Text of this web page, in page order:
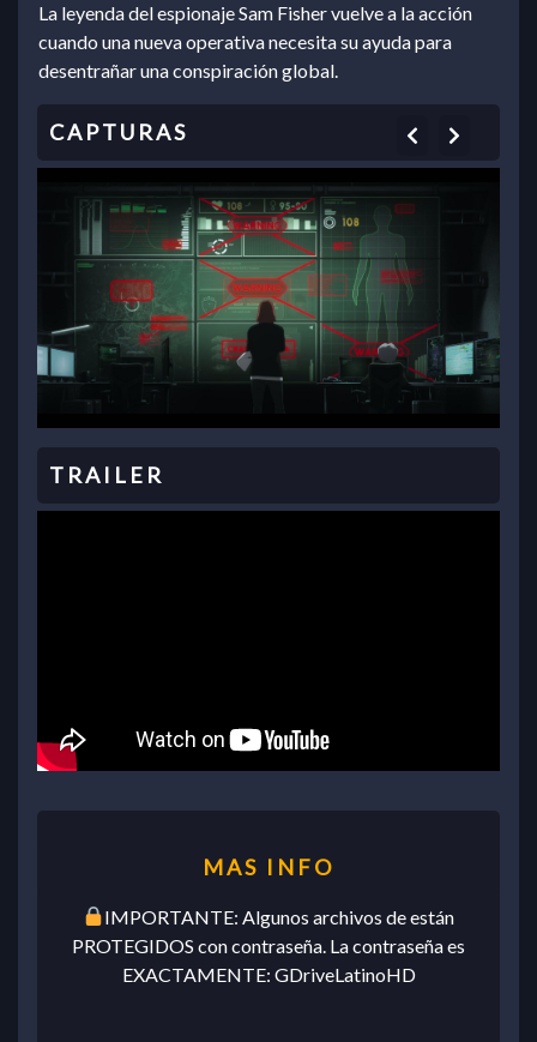
La leyenda del espionaje Sam Fisher vuelve a la acción
cuando una nueva operativa necesita su ayuda para
desentrañar una conspiración global.
Previous
IMPORTANTE: Algunos archivos de están
PROTEGIDOS con contraseña. La contraseña es
EXACTAMENTE: GDriveLatinoHD